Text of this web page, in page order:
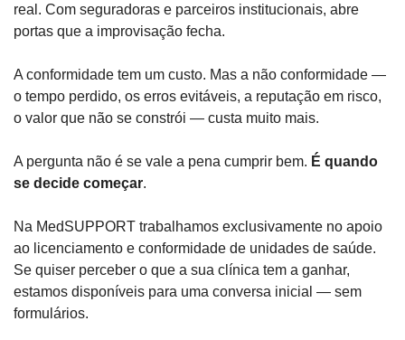
real. Com seguradoras e parceiros institucionais, abre
portas que a improvisação fecha.
A conformidade tem um custo. Mas a não conformidade —
o tempo perdido, os erros evitáveis, a reputação em risco,
o valor que não se constrói — custa muito mais.
A pergunta não é se vale a pena cumprir bem. É quando
se decide começar.
Na MedSUPPORT trabalhamos exclusivamente no apoio
ao licenciamento e conformidade de unidades de saúde.
Se quiser perceber o que a sua clínica tem a ganhar,
estamos disponíveis para uma conversa inicial — sem
formulários.